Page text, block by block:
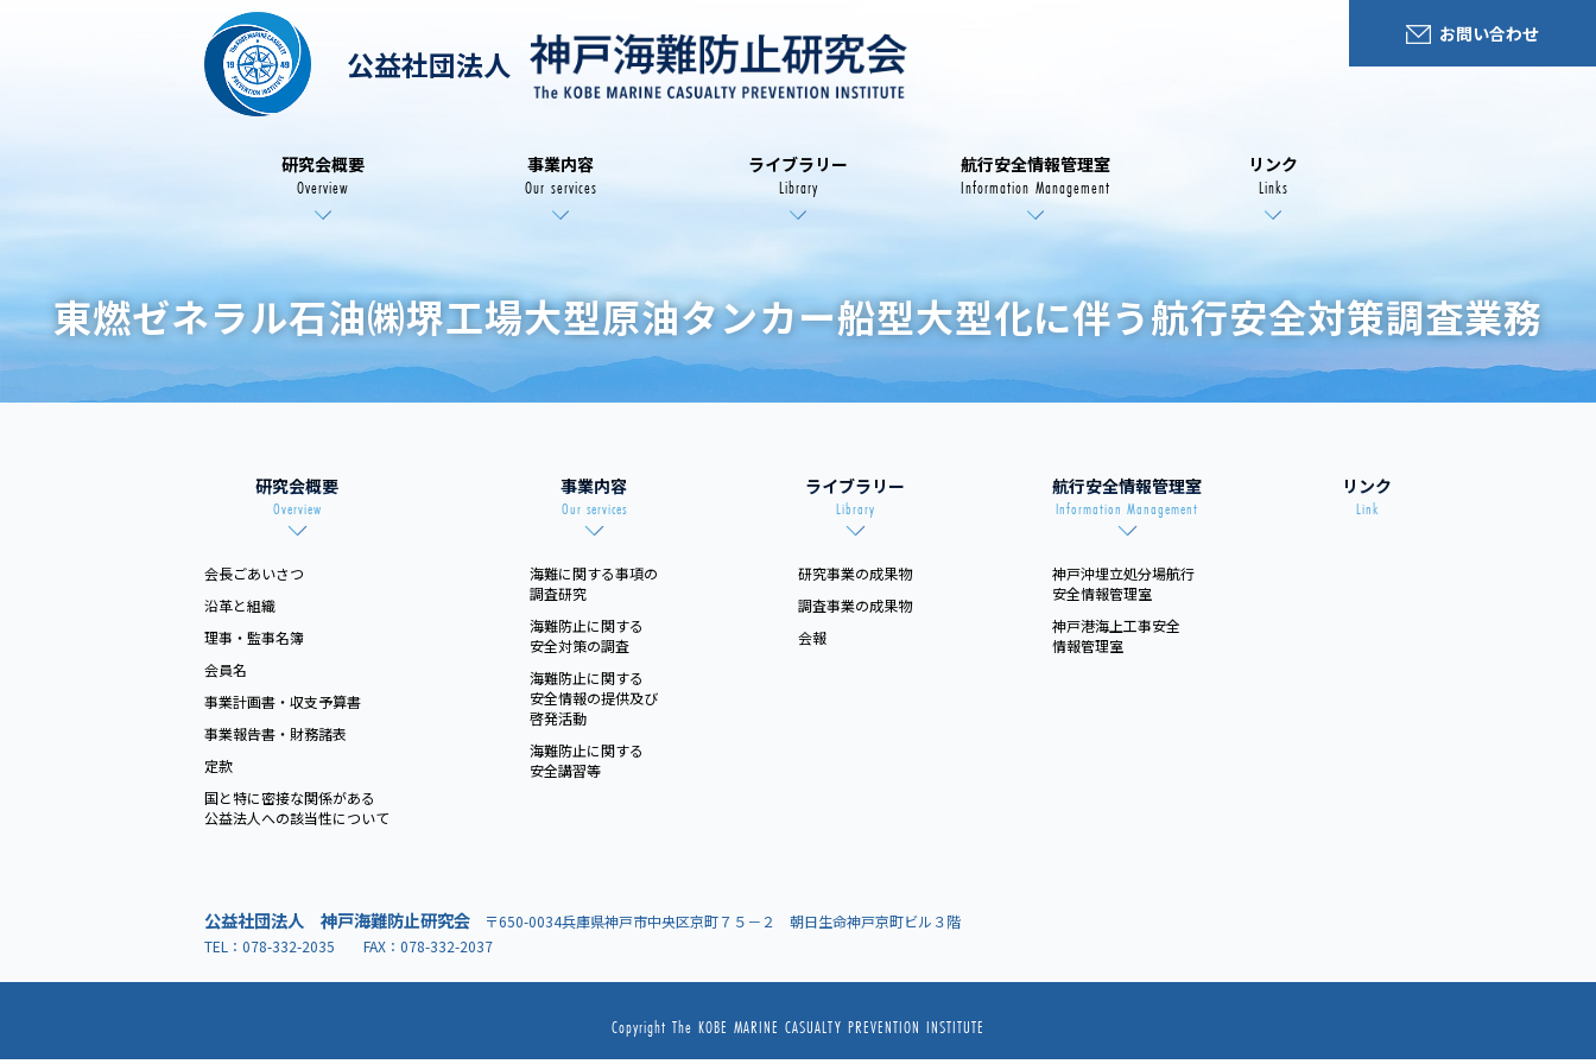
公益社団法人
お問い合わせ
研究会概要
Overview
事業内容
Our services
ライブラリー
Library
航行安全情報管理室
Information Management
リンク
Links
東燃ゼネラル石油㈱堺工場大型原油タンカー船型大型化に伴う航行安全対策調査業務
研究会概要
Overview
会長ごあいさつ
沿革と組織
理事・監事名簿
会員名
事業計画書・収支予算書
事業報告書・財務諸表
定款
国と特に密接な関係がある
公益法人への該当性について
事業内容
Our services
海難に関する事項の
調査研究
海難防止に関する
安全対策の調査
海難防止に関する
安全情報の提供及び
啓発活動
海難防止に関する
安全講習等
ライブラリー
Library
研究事業の成果物
調査事業の成果物
会報
航行安全情報管理室
Information Management
神戸沖埋立処分場航行
安全情報管理室
神戸港海上工事安全
情報管理室
リンク
Link
公益社団法人 神戸海難防止研究会
〒650-0034兵庫県神戸市中央区京町７５－２ 朝日生命神戸京町ビル３階
TEL： 078-332-2035 FAX：078-332-2037
Copyright The KOBE MARINE CASUALTY PREVENTION INSTITUTE